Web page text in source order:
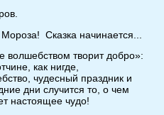
Сказка начинается...
творит добро»:
как нигде,
чудесный праздник и
дни случится то, о чем
настоящее чудо!